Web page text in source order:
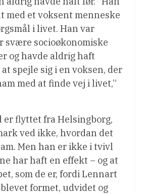
med et voksent menneske
i livet. Han var
svære socioøkonomiske
og havde aldrig haft
spejle sig i en voksen, der
med at finde vej i livet,”
er flyttet fra Helsingborg,
ved ikke, hvordan det
Men han er ikke i tvivl
har haft en effekt – og at
som de er, fordi Lennart
formet, udvidet og